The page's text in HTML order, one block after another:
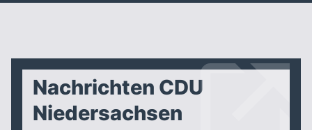
Nachrichten CDU
Niedersachsen